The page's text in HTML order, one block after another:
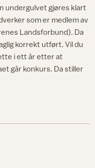
undergulvet gjøres klart
som er medlem av
Landsforbund). Da
korrekt utført. Vil du
i ett år etter at
går konkurs. Da stiller